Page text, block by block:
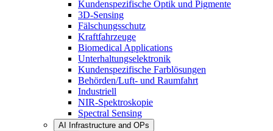
Kundenspezifische Optik und Pigmente
3D-Sensing
Fälschungsschutz
Kraftfahrzeuge
Biomedical Applications
Unterhaltungselektronik
Kundenspezifische Farblösungen
Behörden/Luft- und Raumfahrt
Industriell
NIR-Spektroskopie
Spectral Sensing
AI Infrastructure and OPs